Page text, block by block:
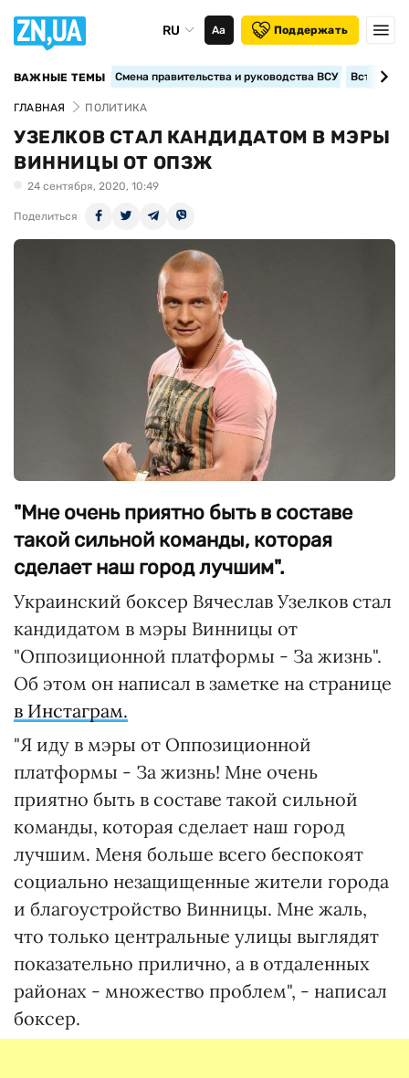
RU Аа Поддержать
ВАЖНЫЕ ТЕМЫ Смена правительства и руководства ВСУ
ГЛАВНАЯ ПОЛИТИКА
УЗЕЛКОВ СТАЛ КАНДИДАТОМ В МЭРЫ
ВИННИЦЫ ОТ ОПЗЖ
24 сентября, 2020, 10:49
Поделиться
"Мне очень приятно быть в составе
такой сильной команды, которая
сделает наш город лучшим".
Украинский боксер Вячеслав Узелков стал
кандидатом в мэры Винницы от
"Оппозиционной платформы - За жизнь".
Об этом он написал в заметке на странице
в Инстаграм.
"Я иду в мэры от Оппозиционной
платформы - За жизнь! Мне очень
приятно быть в составе такой сильной
команды, которая сделает наш город
лучшим. Меня больше всего беспокоят
социально незащищенные жители города
и благоустройство Винницы. Мне жаль,
что только центральные улицы выглядят
показательно прилично, а в отдаленных
районах - множество проблем", - написал
боксер.